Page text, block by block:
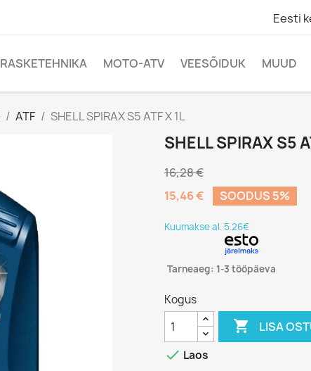
Eesti
RASKETEHNIKA MOTO-ATV VEESÕIDUK MUUD
ATF SHELL SPIRAX S5 ATF X 1L
SHELL SPIRAX S5
16,28 €
15,46 €
SOODUS 5%
Kuumakse al. 5.26€
Tarneaeg: 1-3 tööpäeva
Kogus
 LISA
 Laos